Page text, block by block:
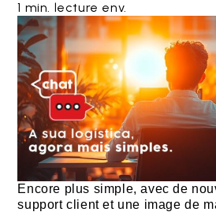
1 min. lecture env.
Encore plus simple, avec de
support client et une image de